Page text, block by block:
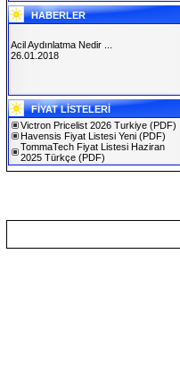
HABERLER
SOLAREX ISTANBUL 2019
30.01.2019
Acil Aydınlatma Nedir ...
26.01.2018
FİYAT LİSTELERİ
Victron Pricelist 2026 Turkiye (PDF)
Havensis Fiyat Listesi Yeni (PDF)
TommaTech Fiyat Listesi Haziran
2025 Türkçe (PDF)